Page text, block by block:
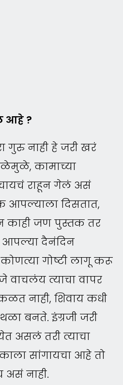
आहे ?
गुरु नाही हे जरी खरं
कामाच्या
राहून गेलं असं
आपल्याला दिसतात,
काही जण पुस्तक तर
दैनंदिन
गोष्टी लागू करू
वाचलंय त्याचा वापर
नाही, शिवाय कधी
बनते. इंग्रजी जरी
असलं तरी त्याचा
सांगायचा आहे तो
नाही.